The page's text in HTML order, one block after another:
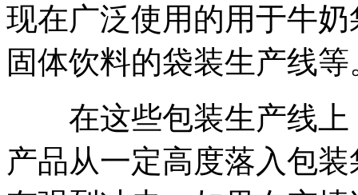
现在广泛使用的用于牛
固体饮料的袋装生产线等
在这些包装生产线上
产品从一定高度落入包